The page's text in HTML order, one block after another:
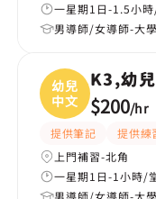
一星期1日-1.5小
男導師/女導師-大
幼兒
中文
K3,幼
$200/hr
提供筆記
提供練
上門補習-北角
一星期1日-1小時/
男導師/女導師-大